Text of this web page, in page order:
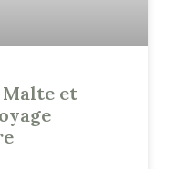
Malte et